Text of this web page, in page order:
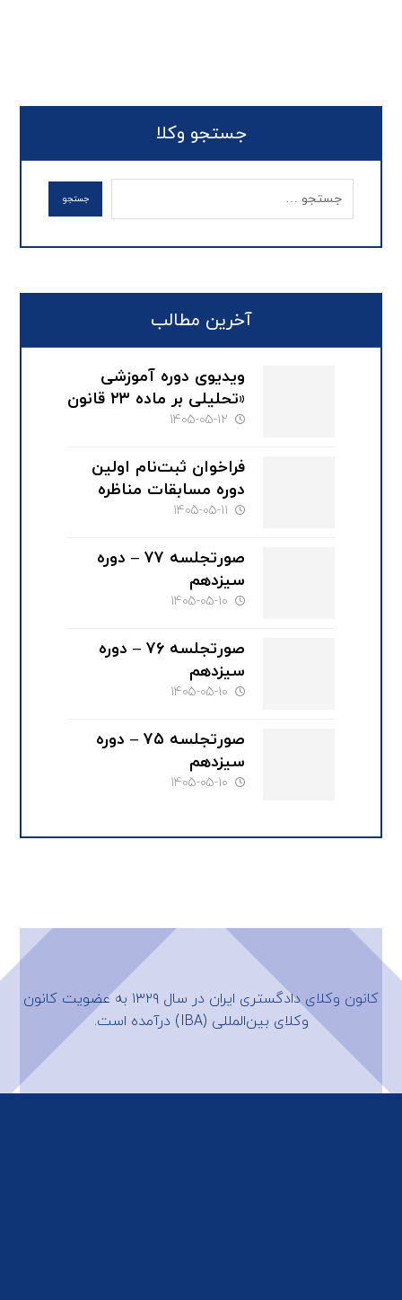
جستجو وکلا
آخرین مطالب
ویدیوی دوره آموزشی
«تحلیلی بر ماده ۲۳ قانون
صدور چک» با سخنرانی
1405-05-12
فراخوان ثبت‌نام اولین
دوره مسابقات مناظره
تخصصی حقوقی کانون
1405-05-11
صورتجلسه ۷۷ – دوره
سیزدهم
1405-05-10
صورتجلسه ۷۶ – دوره
سیزدهم
1405-05-10
صورتجلسه ۷۵ – دوره
سیزدهم
1405-05-10
کانون وکلای دادگستری ایران در سال ۱۳۲۹ به عضویت
کانون
وکلای بین‌المللی (IBA)
درآمده است.